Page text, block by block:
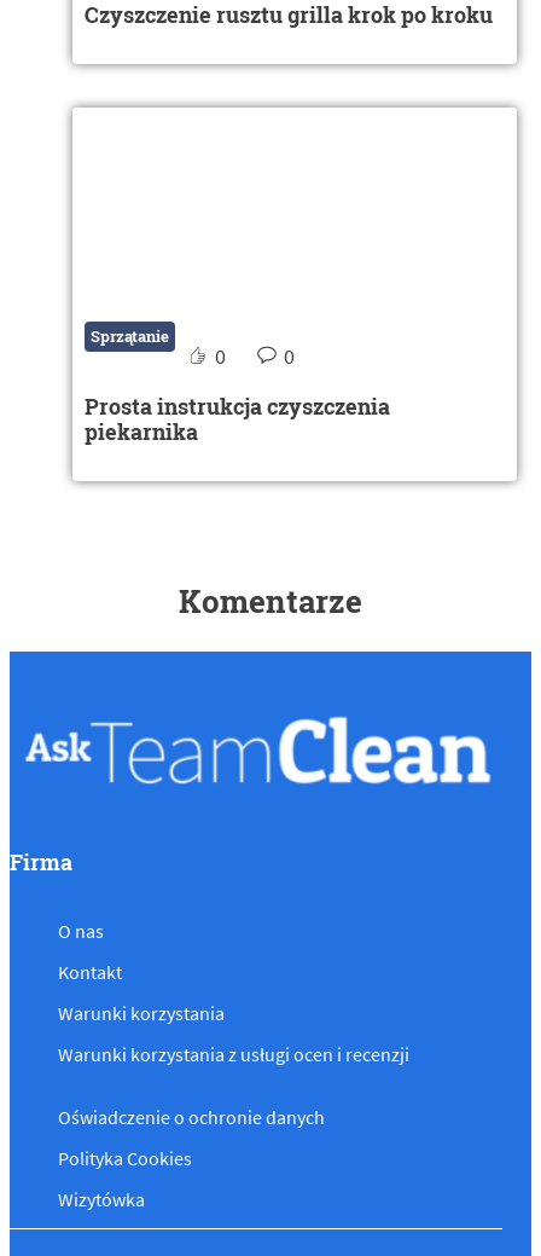
Czyszczenie rusztu grilla krok po kroku
Sprzątanie
0 0
Prosta instrukcja czyszczenia
piekarnika
Komentarze
Firma
O nas
Kontakt
Warunki korzystania
Warunki korzystania z usługi ocen i recenzji
Oświadczenie o ochronie danych
Polityka Cookies
Wizytówka